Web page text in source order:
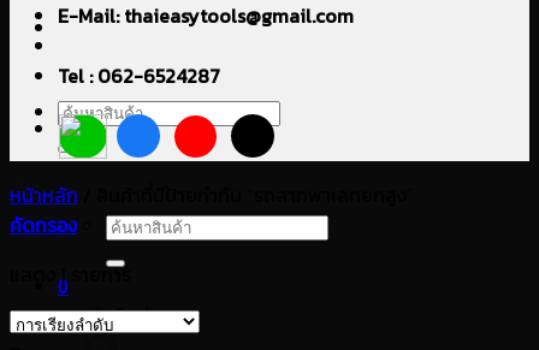
ค้นหา:
ค้นหา:
0
ตะกร้าสินค้า
E-Mail: thaieasytools@gmail.com
Tel : 062-6524287
หน้าหลัก
คัดกรอง
แสดง 1 รายการ